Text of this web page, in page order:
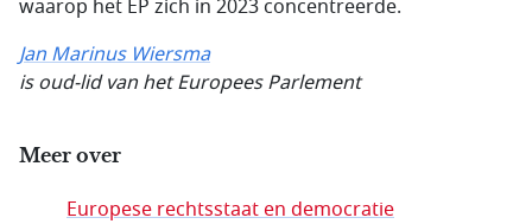
waarop het EP zich in 2023 concentreerde.
Jan Marinus Wiersma
is oud-lid van het Europees Parlement
Meer over
Europese rechtsstaat en democratie